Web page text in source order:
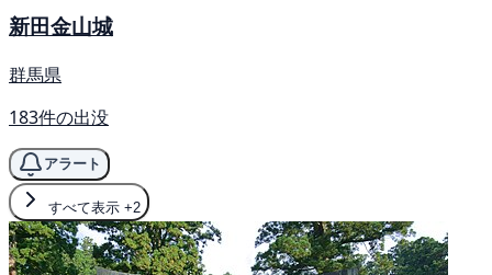
新田金山城
群馬県
183件の出没
アラート
すべて表示 +2